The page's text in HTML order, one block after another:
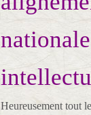
Heureusement tout